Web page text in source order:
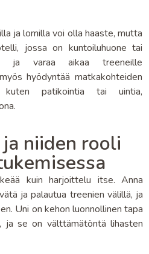
ja lomilla voi olla haaste, mutta
jossa on kuntoiluhuone tai
ja varaa aikaa treeneille
hyödyntää matkakohteiden
kuten patikointia tai uintia,
niiden rooli
kuin harjoittelu itse. Anna
ja palautua treenien välillä, ja
Uni on kehon luonnollinen tapa
ja se on välttämätöntä lihasten